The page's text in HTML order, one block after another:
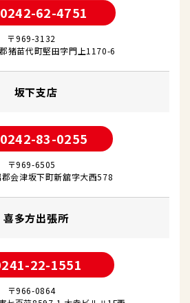
0242-62-4751
〒969-3132
猪苗代町堅田字門上1170-6
坂下支店
0242-83-0255
〒969-6505
会津坂下町新舘字大西578
喜多方出張所
22-1551
〒966-0864